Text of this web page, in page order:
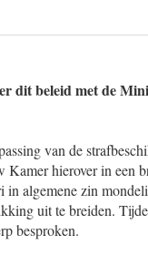
dit beleid met de
van de
hierover in een
algemene zin
uit te breiden.
besproken.